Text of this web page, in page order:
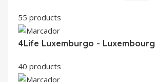
55 products
4Life Luxemburgo - Luxembourg
40 products